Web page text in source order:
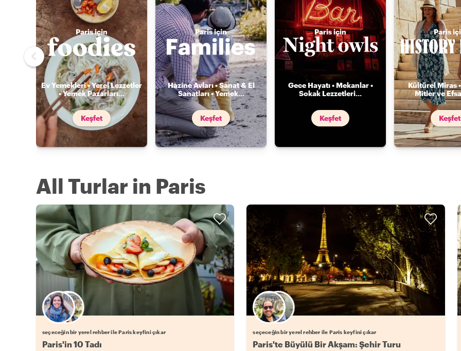
Paris için
Ev Yemekleri • Yerel Lezzetler
• Yemek Pazarları...
Keşfet
Paris için
Hazine Avları • Sanat & El
Sanatları • Yemek...
Keşfet
Paris için
Gece Hayatı • Mekanlar •
Sokak Lezzetleri...
Keşfet
Paris
Kültürel Miras
Mitler ve
Keşfet
All Turlar in Paris
seçeceğin bir yerel rehber ile Paris keyfini çıkar
Paris'in 10 Tadı
Favori yerel rehberini seç
seçeceğin bir yerel rehber ile Paris keyfini çıkar
Paris'te Büyülü Bir Akşam: Şehir Turu